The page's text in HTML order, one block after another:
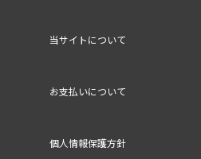
当サイトについて
お支払いについて
個人情報保護方針